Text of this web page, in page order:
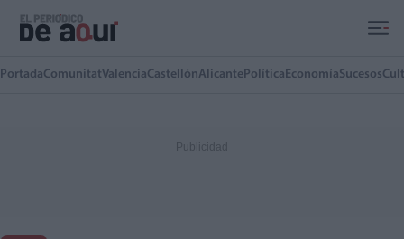
PortadaComunitatValenciaCastellónAlicante Política EconomíaSucesos